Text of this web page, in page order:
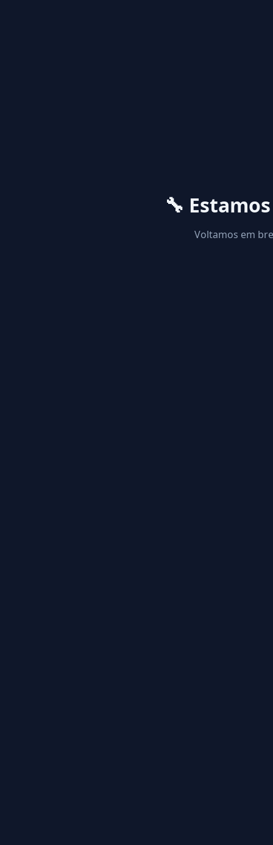
🔧
Voltamos em